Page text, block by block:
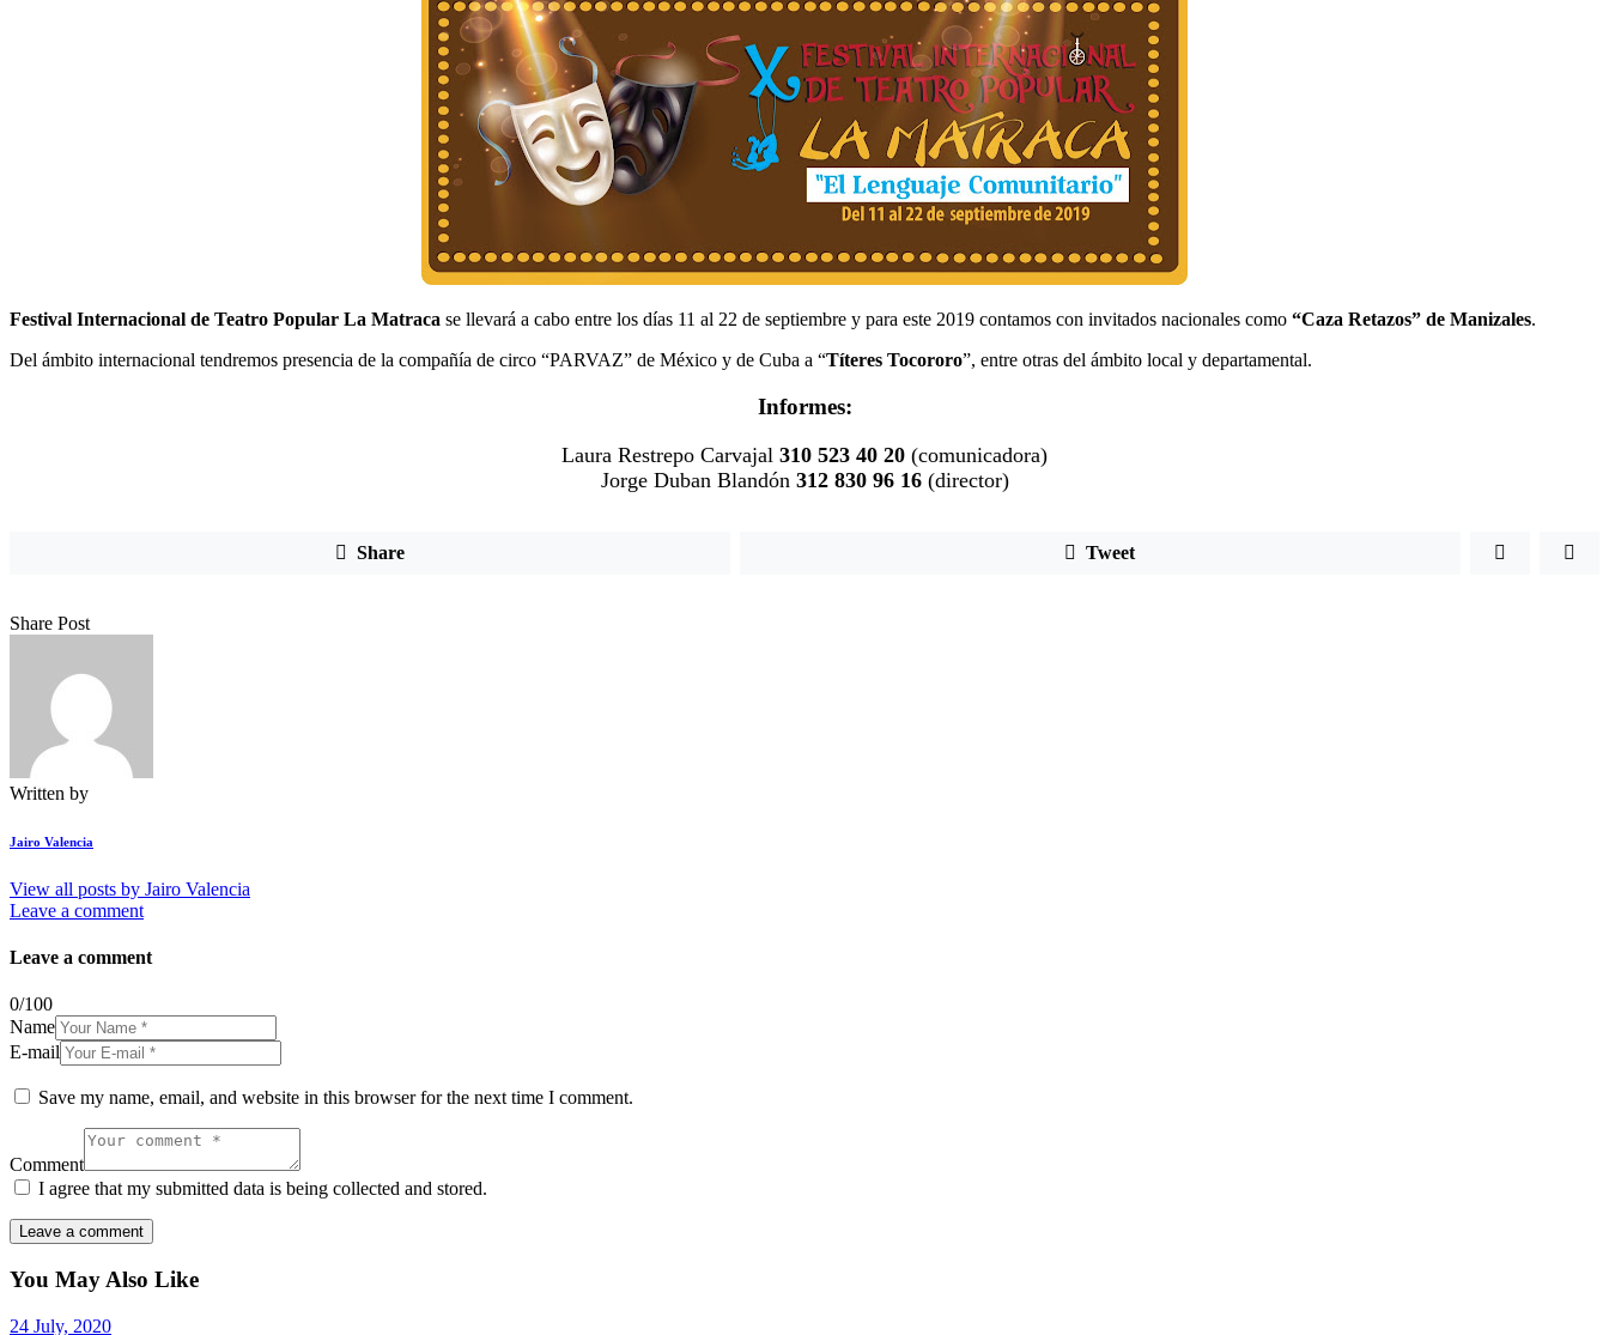
Festival Internacional de Teatro Popular La Matraca se llevará a cabo entre los días 11 al 22 de septiembre y para este 2019 contamos con invitados nacionales como “Caza Retazos” de Manizales.
Del ámbito internacional tendremos presencia de la compañía de circo “PARVAZ” de México y de Cuba a “Títeres Tocororo”, entre otras del ámbito local y departamental.
Informes:
Laura Restrepo Carvajal 310 523 40 20 (comunicadora)
Jorge Duban Blandón 312 830 96 16 (director)
Share Tweet
Share PostShare
Share
Share
Copy
clipboard
Written by
Jairo Valencia
View all posts by Jairo Valencia
Leave a comment
Leave a comment
0/100
Name
E-mail
Save my name, email, and website in this browser for the next time I comment.
Comment
I agree that my submitted data is being collected and stored.
You May Also Like
24 July, 2020